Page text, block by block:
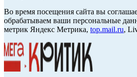
Во время посещения сайта вы
обрабатываем ваши персональные
метрик Яндекс Метрика, top.mail.ru,